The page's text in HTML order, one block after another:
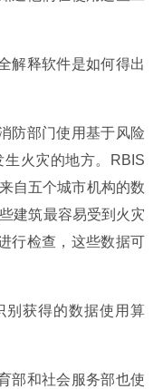
解释软件是如何得出
防部门使用基于风险
火灾的地方。RBIS
自五个城市机构的数
建筑最容易受到火灾
行检查，这些数据可
别获得的数据使用算
部和社会服务部也使